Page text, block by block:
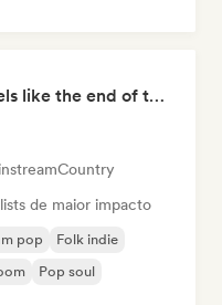
This heartbreak feels like the end of the world
Country
de maior impacto
pop
Folk indie
Pop soul